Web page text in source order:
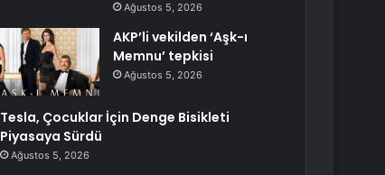
Ağustos 5, 2026
AKP’li vekilden ‘Aşk-ı
Memnu’ tepkisi
Ağustos 5, 2026
Tesla, Çocuklar İçin Denge Bisikleti
Piyasaya Sürdü
Ağustos 5, 2026